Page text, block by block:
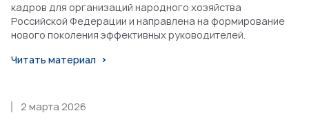
кадров для организаций народного хозяйства
Российской Федерации и направлена на формирование
нового поколения эффективных руководителей.
Читать материал
2 марта 2026